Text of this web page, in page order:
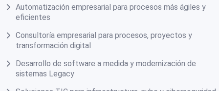
Automatización empresarial para procesos más ágiles y
eficientes
Consultoría empresarial para procesos, proyectos y
transformación digital
Desarrollo de software a medida y modernización de
sistemas Legacy